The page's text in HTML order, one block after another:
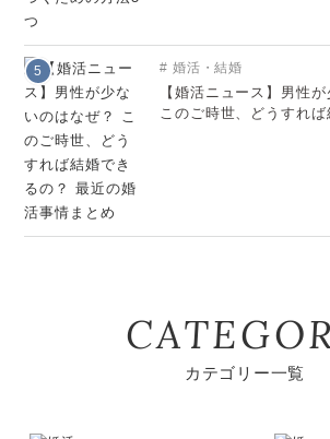
5 婚活・結婚
【婚活ニュース】男性
このご時世、どうすれば
カテゴリー一覧